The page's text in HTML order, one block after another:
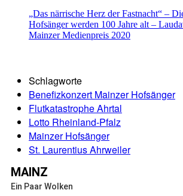
„Das närrische Herz der Fastnacht“ –
Hofsänger werden 100 Jahre alt –
Mainzer Medienpreis 2020
Schlagworte
Benefizkonzert Mainzer Hofsänger
Flutkatastrophe Ahrtal
Lotto Rheinland-Pfalz
Mainzer Hofsänger
St. Laurentius Ahrweiler
MAINZ
Ein Paar Wolken